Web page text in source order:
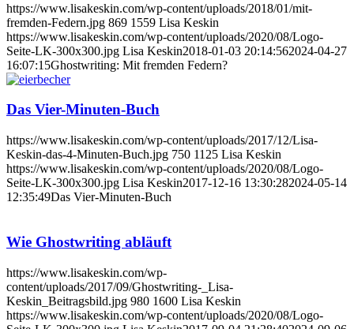
https://www.lisakeskin.com/wp-content/uploads/2018/01/mit-
fremden-Federn.jpg 869 1559 Lisa Keskin
https://www.lisakeskin.com/wp-content/uploads/2020/08/Logo-
Seite-LK-300x300.jpg Lisa Keskin2018-01-03 20:14:562024-04-27
16:07:15Ghostwriting: Mit fremden Federn?
Das Vier-Minuten-Buch
https://www.lisakeskin.com/wp-content/uploads/2017/12/Lisa-
Keskin-das-4-Minuten-Buch.jpg 750 1125 Lisa Keskin
https://www.lisakeskin.com/wp-content/uploads/2020/08/Logo-
Seite-LK-300x300.jpg Lisa Keskin2017-12-16 13:30:282024-05-14
12:35:49Das Vier-Minuten-Buch
Wie Ghostwriting abläuft
https://www.lisakeskin.com/wp-
content/uploads/2017/09/Ghostwriting-_Lisa-
Keskin_Beitragsbild.jpg 980 1600 Lisa Keskin
https://www.lisakeskin.com/wp-content/uploads/2020/08/Logo-